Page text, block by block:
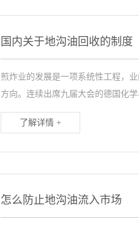
国内关于地沟油回收的制度
煎炸业的发展是一项系统性工程，
方向。连续出席九届大会的德国化
了解详情 +
怎么防止地沟油流入市场